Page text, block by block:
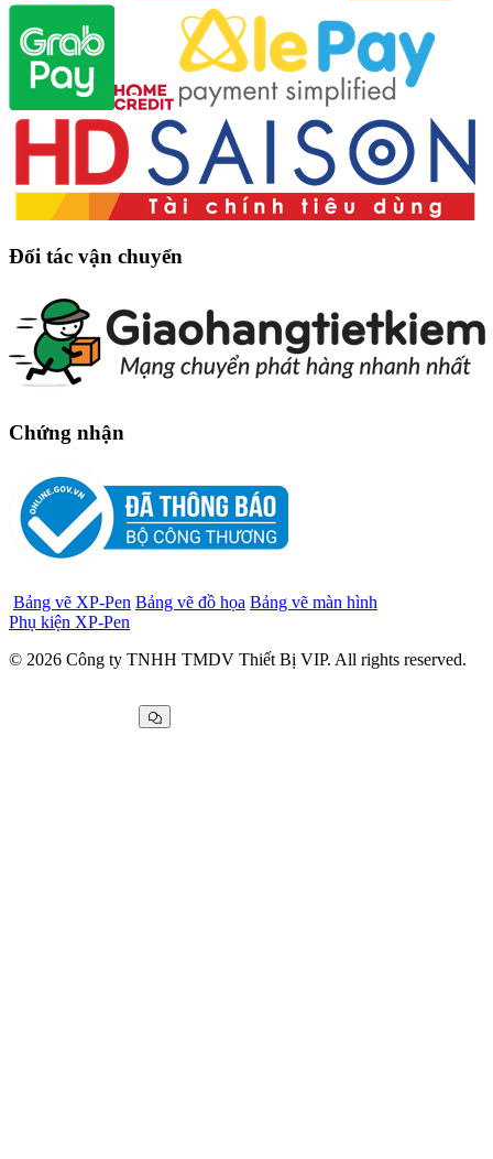
Đối tác vận chuyển
Chứng nhận
Bảng vẽ XP-Pen Bảng vẽ đồ họa Bảng vẽ màn hình
Phụ kiện XP-Pen
© 2026 Công ty TNHH TMDV Thiết Bị VIP. All rights reserved.